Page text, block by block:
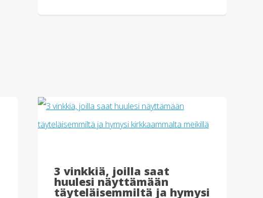
3 vinkkiä, joilla saat
huulesi näyttämään
täyteläisemmiltä ja hymysi